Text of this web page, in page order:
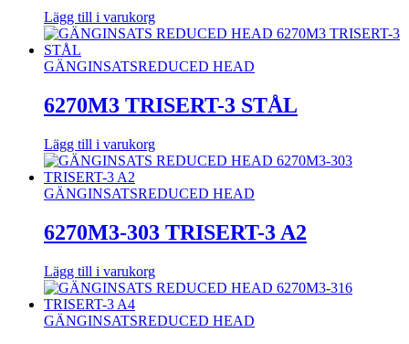
Lägg till i varukorg
GÄNGINSATSREDUCED HEAD
6270M3 TRISERT-3 STÅL
Lägg till i varukorg
GÄNGINSATSREDUCED HEAD
6270M3-303 TRISERT-3 A2
Lägg till i varukorg
GÄNGINSATSREDUCED HEAD